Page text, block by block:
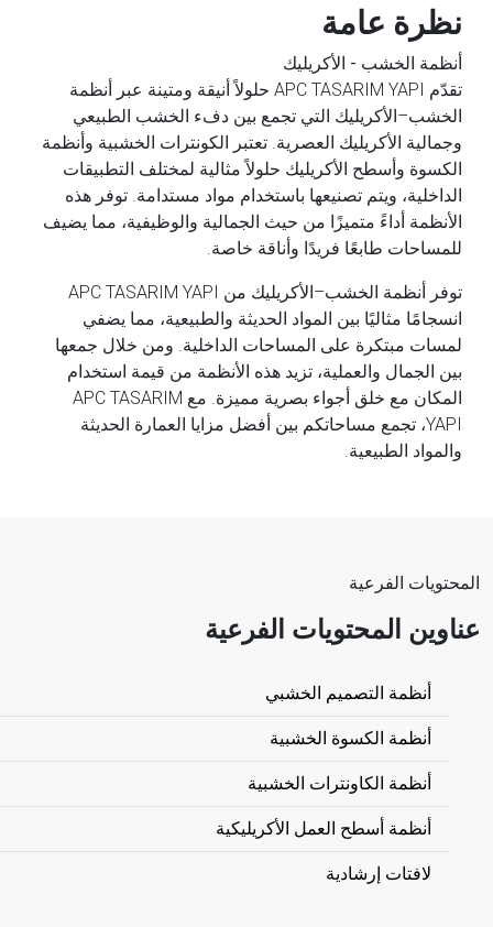
نظرة عامة
أنظمة الخشب - الأكريليك
تقدّم APC TASARIM YAPI حلولاً أنيقة ومتينة عبر أنظمة
الخشب–الأكريليك التي تجمع بين دفء الخشب الطبيعي
وجمالية الأكريليك العصرية. تعتبر الكونترات الخشبية وأنظمة
الكسوة وأسطح الأكريليك حلولاً مثالية لمختلف التطبيقات
الداخلية، ويتم تصنيعها باستخدام مواد مستدامة. توفر هذه
الأنظمة أداءً متميزًا من حيث الجمالية والوظيفية، مما يضيف
للمساحات طابعًا فريدًا وأناقة خاصة.
توفر أنظمة الخشب–الأكريليك من APC TASARIM YAPI
انسجامًا مثاليًا بين المواد الحديثة والطبيعية، مما يضفي
لمسات مبتكرة على المساحات الداخلية. ومن خلال جمعها
بين الجمال والعملية، تزيد هذه الأنظمة من قيمة استخدام
المكان مع خلق أجواء بصرية مميزة. مع APC TASARIM
YAPI، تجمع مساحاتكم بين أفضل مزايا العمارة الحديثة
والمواد الطبيعية.
المحتويات الفرعية
عناوين المحتويات الفرعية
أنظمة التصميم الخشبي
أنظمة الكسوة الخشبية
أنظمة الكاونترات الخشبية
أنظمة أسطح العمل الأكريليكية
لافتات إرشادية